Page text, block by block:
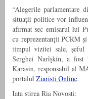
“Alegerile parlamentare
situații politice vor
afirmat sec emisarul lui
cu reprezentanții PCRM
timpul vizitei sale, şeful
Serghei Narîşkin, a
Karasin, responsabil al
portalul Ziaristi Online.
Iata stirea Ria Novosti: